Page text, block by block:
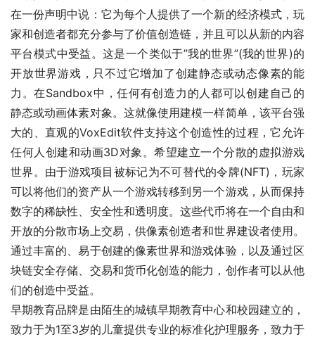
在一份声明中说：它为每个人提供了一个新的经济模式，玩
家和创造者都充分参与了价值创造链，并且可以从新的内容
平台模式中受益。这是一个类似于”我的世界”(我的世界)的
开放世界游戏，只不过它增加了创建静态或动态像素的能
力。在Sandbox中，任何有创造力的人都可以创建自己的
静态或动画体素对象。这就像使用建模一样简单，该平台强
大的、直观的VoxEdit软件支持这个创造性的过程，它允许
任何人创建和动画3D对象。希望建立一个分散的虚拟游戏
世界。由于游戏项目被标记为不可替代的令牌(NFT)，玩家
可以将他们的资产从一个游戏转移到另一个游戏，从而保持
数字的稀缺性、安全性和透明度。这些代币将在一个自由和
开放的分散市场上交易，供像素创造者和世界建设者使用。
通过丰富的、易于创建的像素世界和游戏体验，以及通过区
块链安全存储、交易和货币化创造的能力，创作者可以从他
们的创造中受益。
早期教育品牌是由陌生的城镇早期教育中心和校园建立的，
致力于为1至3岁的儿童提供专业的标准化护理服务，致力于